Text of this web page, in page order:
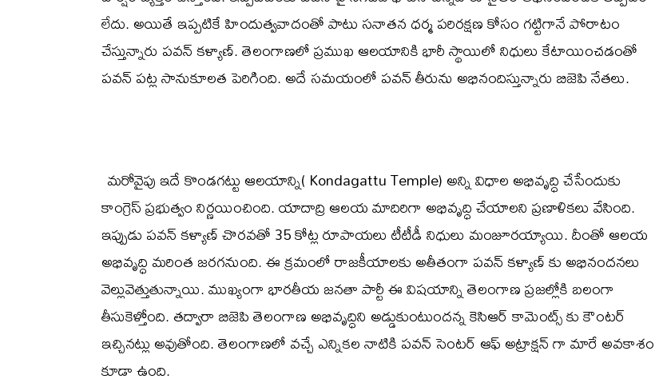
లేదు. అయితే ఇప్పటికే హిందుత్వవాదంతో పాటు సనాతన ధర్మ పరిరక్షణ కోసం గట్టిగానే పోరాటం
చేస్తున్నారు పవన్ కళ్యాణ్. తెలంగాణలో ప్రముఖ ఆలయానికి భారీ స్థాయిలో నిధులు కేటాయించడంతో
పవన్ పట్ల సానుకూలత పెరిగింది. అదే సమయంలో పవన్ తీరును అభినందిస్తున్నారు బిజెపి నేతలు.
మరోవైపు ఇదే కొండగట్టు ఆలయాన్ని( Kondagattu Temple) అన్ని విధాల అభివృద్ధి చేసేందుకు
కాంగ్రెస్ ప్రభుత్వం నిర్ణయించింది. యాదాద్రి ఆలయ మాదిరిగా అభివృద్ధి చేయాలని ప్రణాళికలు వేసింది.
ఇప్పుడు పవన్ కళ్యాణ్ చొరవతో 35 కోట్ల రూపాయలు టీటీడీ నిధులు మంజూరయ్యాయి. దీంతో ఆలయ
అభివృద్ధి మరింత జరగనుంది. ఈ క్రమంలో రాజకీయాలకు అతీతంగా పవన్ కళ్యాణ్ కు అభినందనలు
వెల్లువెత్తుతున్నాయి. ముఖ్యంగా భారతీయ జనతా పార్టీ ఈ విషయాన్ని తెలంగాణ ప్రజల్లోకి బలంగా
తీసుకెళ్తోంది. తద్వారా బిజెపి తెలంగాణ అభివృద్ధిని అడ్డుకుంటుందన్న కెసిఆర్ కామెంట్స్ కు కౌంటర్
ఇచ్చినట్లు అవుతోంది. తెలంగాణలో వచ్చే ఎన్నికల నాటికి పవన్ సెంటర్ ఆఫ్ అట్రాక్షన్ గా మారే అవకాశం
కూడా ఉంది.